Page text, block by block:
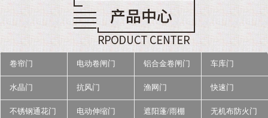
卷帘门 电动卷闸门 铝合金卷闸门 车库门
水晶门 抗风门 渔网门 快速门
不锈钢通花门 电动伸缩门 遮阳蓬/雨棚 无机布防火门